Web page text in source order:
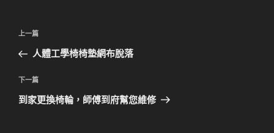
文
導
覽
上
一
文
章
上一篇
人體工學椅椅墊網布脫落
下
一
下一篇
到家更換椅輪，師傅到府幫您維修